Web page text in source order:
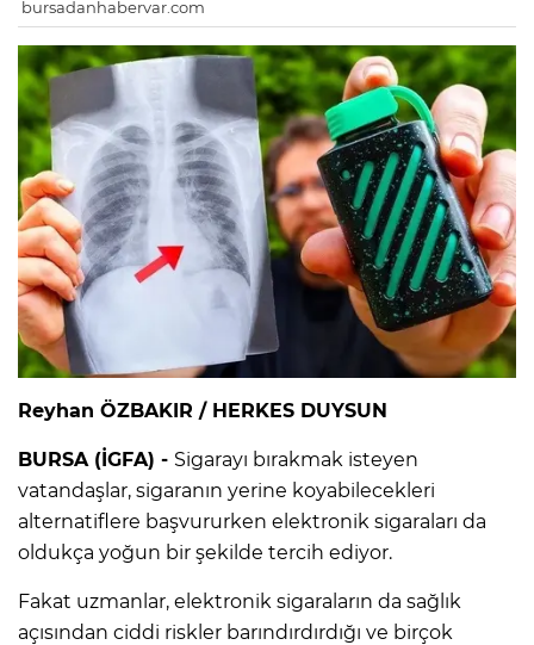
bursadanhabervar.com
Reyhan ÖZBAKIR / HERKES DUYSUN
BURSA (İGFA) - Sigarayı bırakmak isteyen
vatandaşlar, sigaranın yerine koyabilecekleri
alternatiflere başvururken elektronik sigaraları da
oldukça yoğun bir şekilde tercih ediyor.
Fakat uzmanlar, elektronik sigaraların da sağlık
açısından ciddi riskler barındırdırdığı ve birçok